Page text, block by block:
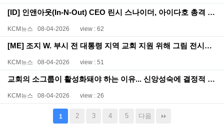
[ID] 인앤아웃(In-N-Out) CEO 린시 스나이더, 아이다호 총격 사건 이후 "하나님께 의지하라"고 촉구
KCM뉴스 08-04-2026 view : 62
[ME] 조지 W. 부시 전 대통령 지역 교회 지원 위해 그림 전시회 연다
KCM뉴스 08-04-2026 view : 51
교회의 소그룹이 활성화돼야 하는 이유... 신앙성숙에 결정적 도움
KCM뉴스 08-04-2026 view : 26
1 2 3 4 5 다음